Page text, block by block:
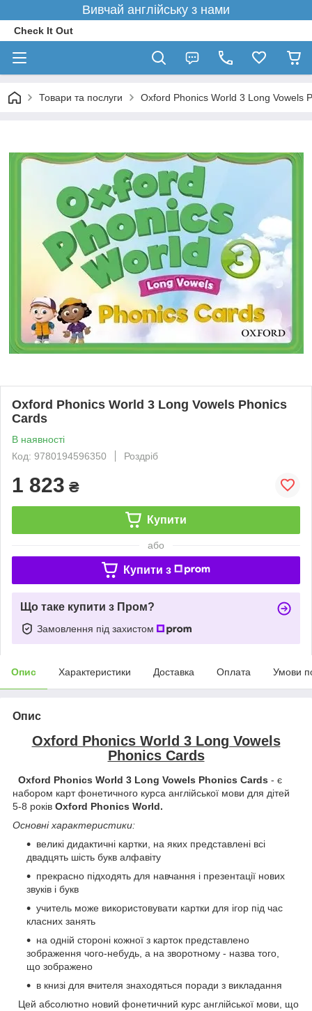
Вивчай англійську з нами
Check It Out
Товари та послуги Oxford Phonics World 3 Long Vowels
Oxford Phonics World 3 Long Vowels Phonics
Cards
В наявності
Код: 9780194596350
Роздріб
1 823 ₴
Купити
або
Купити з
Що таке купити з Пром?
Замовлення під захистом
Опис Характеристики Доставка Оплата Умови
Опис
Oxford Phonics World 3 Long Vowels
Phonics Cards
Oxford Phonics World 3 Long Vowels Phonics Cards - є
набором карт фонетичного курса англійської мови для дітей
5-8 років Oxford Phonics World.
Основні характеристики:
великі дидактичні картки, на яких представлені всі
двадцять шість букв алфавіту
прекрасно підходять для навчання і презентації нових
звуків і букв
учитель може використовувати картки для ігор під час
класних занять
на одній стороні кожної з карток представлено
зображення чого-небудь, а на зворотному - назва того,
що зображено
в книзі для вчителя знаходяться поради з викладання
Цей абсолютно новий фонетичний курс англійської мови, що